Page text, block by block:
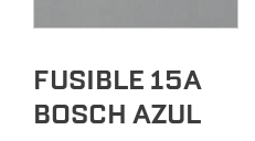
FUSIBLE 15A
BOSCH AZUL